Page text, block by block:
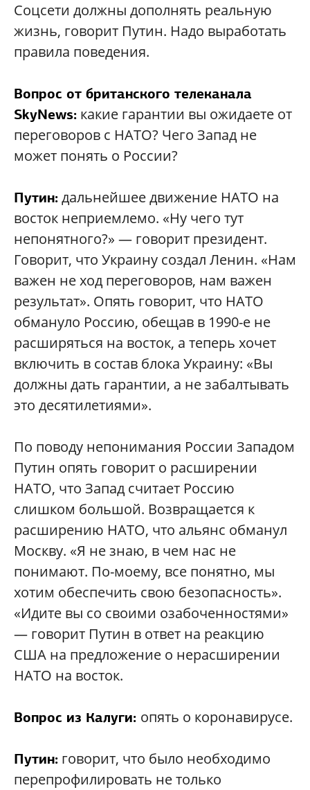
Соцсети должны дополнять реальную
жизнь, говорит Путин. Надо выработать
правила поведения.
Вопрос от британского телеканала
SkyNews: какие гарантии вы ожидаете от
переговоров с НАТО? Чего Запад не
может понять о России?
Путин:дальнейшее движение НАТО на
восток неприемлемо. «Ну чего тут
непонятного?» — говорит президент.
Говорит, что Украину создал Ленин. «Нам
важен не ход переговоров, нам важен
результат». Опять говорит, что НАТО
обмануло Россию, обещав в 1990-е не
расширяться на восток, а теперь хочет
включить в состав блока Украину: «Вы
должны дать гарантии, а не забалтывать
это десятилетиями».
По поводу непонимания России Западом
Путин опять говорит о расширении
НАТО, что Запад считает Россию
слишком большой. Возвращается к
расширению НАТО, что альянс обманул
Москву. «Я не знаю, в чем нас не
понимают. По-моему, все понятно, мы
хотим обеспечить свою безопасность».
«Идите вы со своими озабоченностями»
— говорит Путин в ответ на реакцию
США на предложение о нерасширении
НАТО на восток.
Вопрос из Калуги: опять о коронавирусе.
Путин: говорит, что было необходимо
перепрофилировать не только